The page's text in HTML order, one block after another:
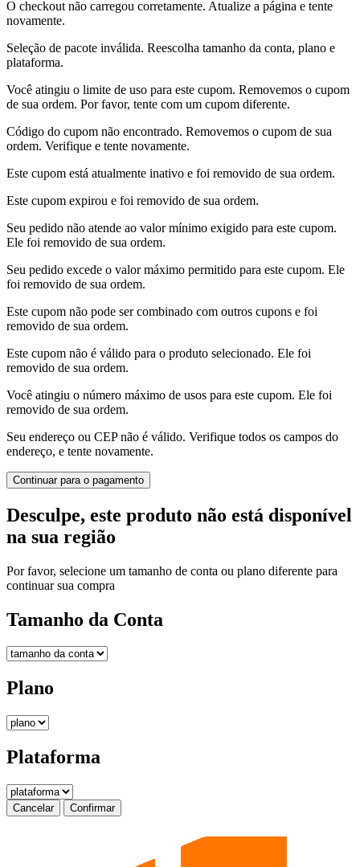
O checkout não carregou corretamente. Atualize a página e tente
novamente.
Seleção de pacote inválida. Reescolha tamanho da conta, plano e
plataforma.
Você atingiu o limite de uso para este cupom. Removemos o cupom
de sua ordem. Por favor, tente com um cupom diferente.
Código do cupom não encontrado. Removemos o cupom de sua
ordem. Verifique e tente novamente.
Este cupom está atualmente inativo e foi removido de sua ordem.
Este cupom expirou e foi removido de sua ordem.
Seu pedido não atende ao valor mínimo exigido para este cupom.
Ele foi removido de sua ordem.
Seu pedido excede o valor máximo permitido para este cupom. Ele
foi removido de sua ordem.
Este cupom não pode ser combinado com outros cupons e foi
removido de sua ordem.
Este cupom não é válido para o produto selecionado. Ele foi
removido de sua ordem.
Você atingiu o número máximo de usos para este cupom. Ele foi
removido de sua ordem.
Seu endereço ou CEP não é válido. Verifique todos os campos do
endereço, e tente novamente.
Continuar para o pagamento
Desculpe, este produto não está disponível
na sua região
Por favor, selecione um tamanho de conta ou plano diferente para
continuar sua compra
Tamanho da Conta
Plano
Plataforma
Cancelar Confirmar